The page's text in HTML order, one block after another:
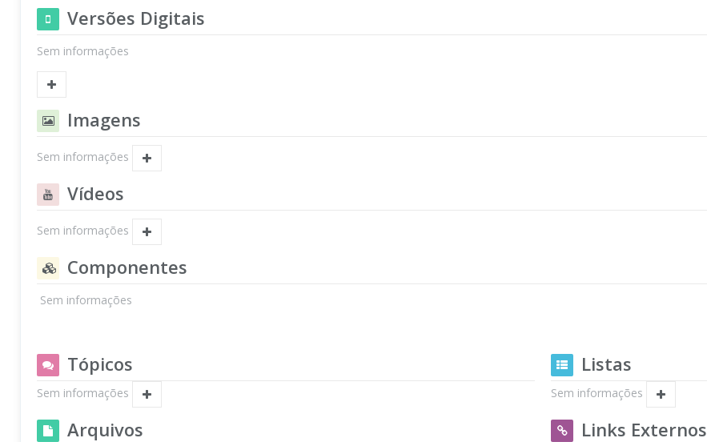
Versões Digitais
Sem informações
Imagens
Sem informações
Vídeos
Sem informações
Componentes
Sem informações
Tópicos
Sem informações
Listas
Sem informações
Arquivos Links Externos